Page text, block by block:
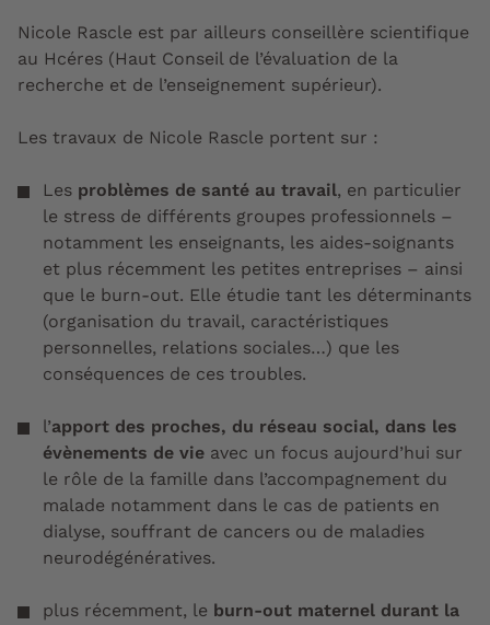
Nicole Rascle est par ailleurs conseillère scientifique
au Hcéres (Haut Conseil de l’évaluation de la
recherche et de l’enseignement supérieur).
Les travaux de Nicole Rascle portent sur :
Les problèmes de santé au travail, en particulier
le stress de différents groupes professionnels –
notamment les enseignants, les aides-soignants
et plus récemment les petites entreprises – ainsi
que le burn-out. Elle étudie tant les déterminants
(organisation du travail, caractéristiques
personnelles, relations sociales…) que les
conséquences de ces troubles.
l’apport des proches, du réseau social, dans les
évènements de vie avec un focus aujourd’hui sur
le rôle de la famille dans l’accompagnement du
malade notamment dans le cas de patients en
dialyse, souffrant de cancers ou de maladies
neurodégénératives.
plus récemment, le burn-out maternel durant la